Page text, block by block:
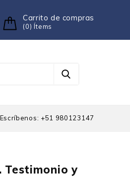
Carrito de compras
(0) Ítems
Escríbenos: +51 980123147
Testimonio y